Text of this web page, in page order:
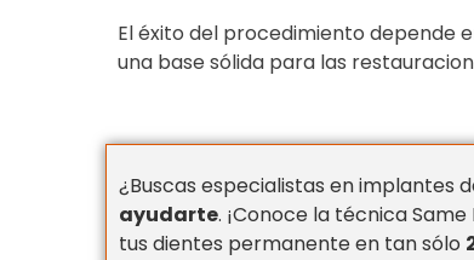
El éxito del procedimiento depende
una base sólida para las
¿Buscas especialistas en implantes
ayudarte. ¡Conoce la técnica
tus dientes permanente en tan sólo